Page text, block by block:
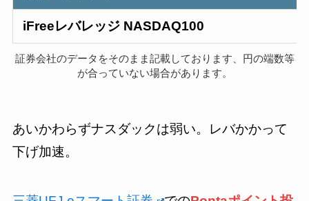
iFreeレバレッジ NASDAQ100
証券会社のデータをそのまま記載しております、円の端数等
が合っていない場合があります。
あいかわらずナスダックは弱い。レバかかって
下げ加速。